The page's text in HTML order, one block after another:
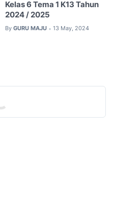
Kelas 6 Tema 1 K13 Tahun
2024 / 2025
By GURU MAJU • 13 May, 2024